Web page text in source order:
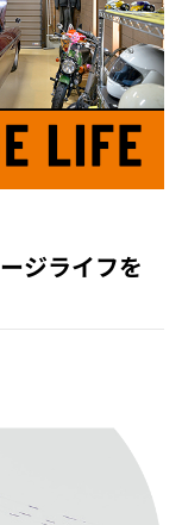
ジライフを